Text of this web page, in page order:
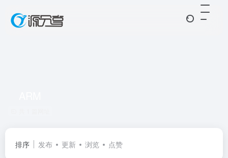
排序 发布 更新 浏览 点赞